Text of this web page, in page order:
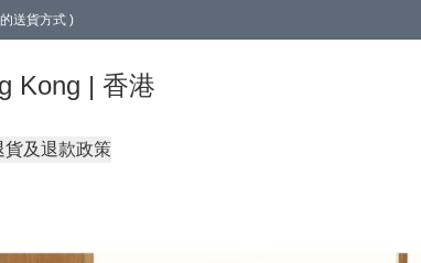
送貨方式 )
Kong | 香港
貨及退款政策